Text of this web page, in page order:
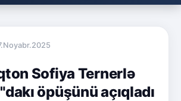
Sofiya Ternerlə
öpüşünü açıqladı